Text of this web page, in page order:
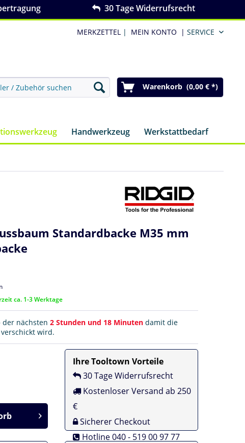
30 Tage Widerrufsrecht
MERKZETTEL | MEIN KONTO | SERVICE
Warenkorb (0,00 € *)
Handwerkzeug Werkstattbedarf
Standardbacke M35 mm
ca. 1-3 Werktage
der nächsten2 Stunden und 18 Minutendamit die
verschickt wird.
Ihre Tooltown Vorteile
30 Tage Widerrufsrecht
Kostenloser Versand ab 250
€
Sicherer Checkout
Hotline 040 - 519 00 97 77